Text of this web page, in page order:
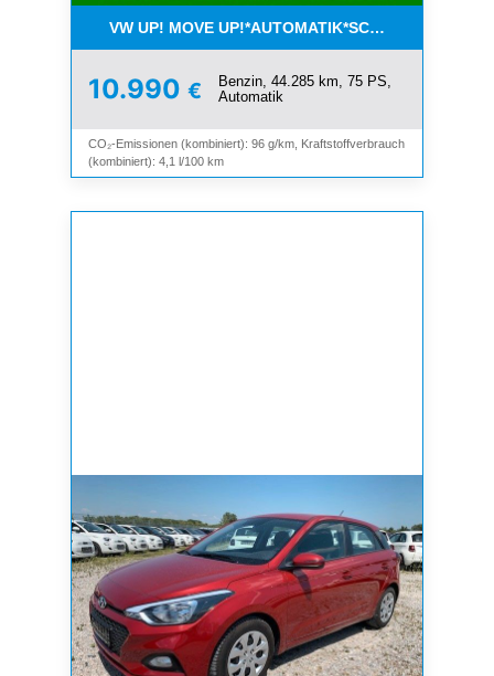
VW UP! MOVE
10.990 €
Benzin, 44.285 km, 75 PS,
Automatik
CO₂-Emissionen (kombiniert): 96 g/km, Kraftstoffverbrauch
(kombiniert): 4,1 l/100 km